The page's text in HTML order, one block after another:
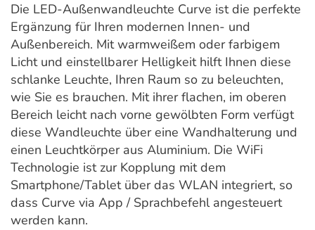
Die LED-Außenwandleuchte Curve ist die perfekte
Ergänzung für Ihren modernen Innen- und
Außenbereich. Mit warmweißem oder farbigem
Licht und einstellbarer Helligkeit hilft Ihnen diese
schlanke Leuchte, Ihren Raum so zu beleuchten,
wie Sie es brauchen. Mit ihrer flachen, im oberen
Bereich leicht nach vorne gewölbten Form verfügt
diese Wandleuchte über eine Wandhalterung und
einen Leuchtkörper aus Aluminium. Die WiFi
Technologie ist zur Kopplung mit dem
Smartphone/Tablet über das WLAN integriert, so
dass Curve via App / Sprachbefehl angesteuert
werden kann.